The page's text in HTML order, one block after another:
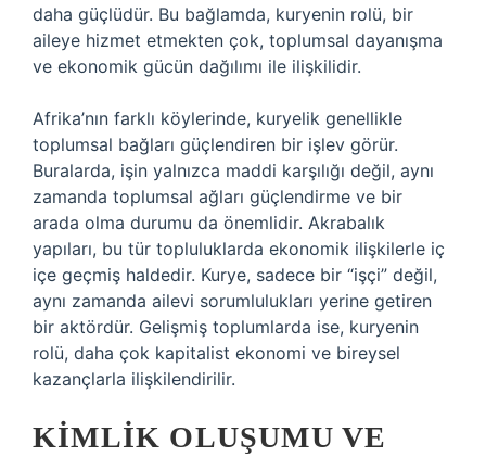
daha güçlüdür. Bu bağlamda, kuryenin rolü, bir
aileye hizmet etmekten çok, toplumsal dayanışma
ve ekonomik gücün dağılımı ile ilişkilidir.
Afrika’nın farklı köylerinde, kuryelik genellikle
toplumsal bağları güçlendiren bir işlev görür.
Buralarda, işin yalnızca maddi karşılığı değil, aynı
zamanda toplumsal ağları güçlendirme ve bir
arada olma durumu da önemlidir. Akrabalık
yapıları, bu tür topluluklarda ekonomik ilişkilerle iç
içe geçmiş haldedir. Kurye, sadece bir “işçi” değil,
aynı zamanda ailevi sorumlulukları yerine getiren
bir aktördür. Gelişmiş toplumlarda ise, kuryenin
rolü, daha çok kapitalist ekonomi ve bireysel
kazançlarla ilişkilendirilir.
KIMLIK OLUŞUMU VE